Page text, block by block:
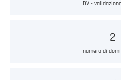
DV -
2
numero di